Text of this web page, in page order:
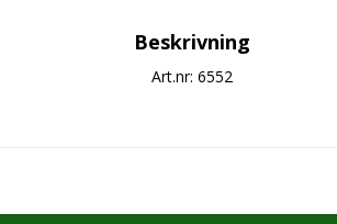
Beskrivning
Art.nr: 6552